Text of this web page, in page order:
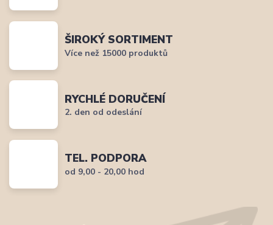
ŠIROKÝ SORTIMENT
Více než 15000 produktů
RYCHLÉ DORUČENÍ
2. den od odeslání
TEL. PODPORA
od 9,00 - 20,00 hod